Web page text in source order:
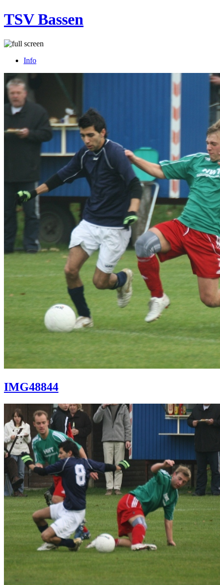
TSV Bassen
Info
IMG48844